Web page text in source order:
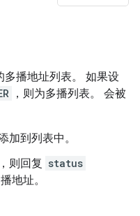
多播地址列表。 如果设
，则为多播列表。 会被
加到列表中。
则回复 status
地址。